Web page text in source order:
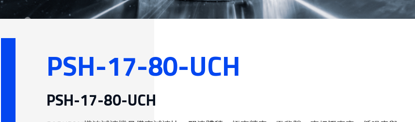
腦分度盤(放電加工用、火花機)
PSH-17-80-UCH
PSH-17-80-UCH